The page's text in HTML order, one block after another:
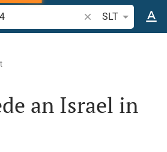
Bibelstelle oder
SLT
an Israel in